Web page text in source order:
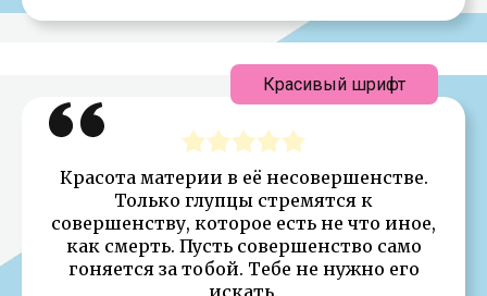
Красота материи в её несовершенстве.
Только глупцы стремятся к
совершенству, которое есть не что иное,
как смерть. Пусть совершенство само
гоняется за тобой. Тебе не нужно его
искать.
Красивый шрифт